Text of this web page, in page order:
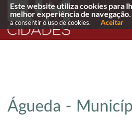
Águeda -
Este website utiliza cookies para
melhor experiência de navegação.
a consentir o uso de cookies.
Aceitar